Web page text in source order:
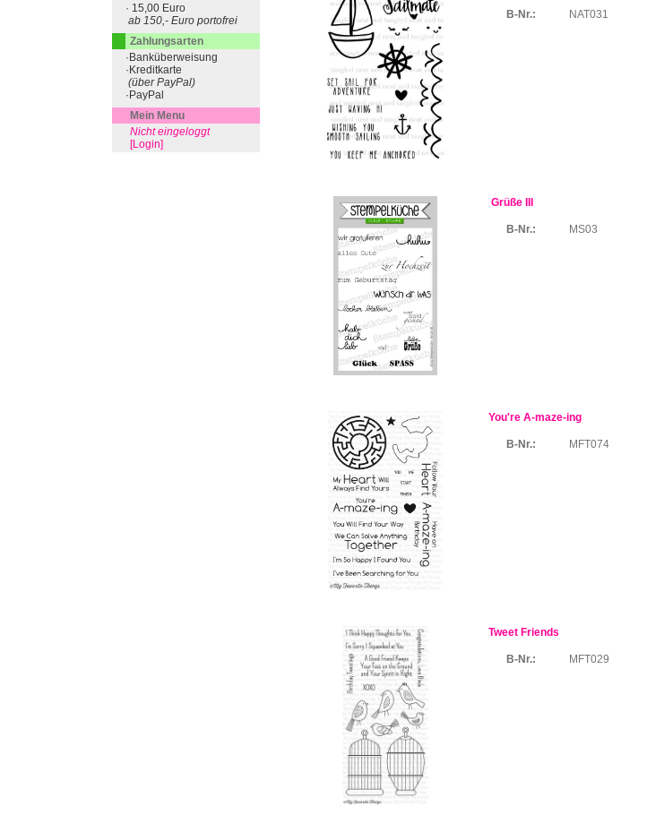
B-Nr.: NAT031
Grüße III
B-Nr.: MS03
You're A-maze-ing
B-Nr.: MFT074
Tweet Friends
B-Nr.: MFT029
· 15,00 Euro
ab 150,- Euro portofrei
Zahlungsarten
·Banküberweisung
·Kreditkarte
(über PayPal)
·PayPal
Mein Menu
Nicht eingeloggt
[Login]